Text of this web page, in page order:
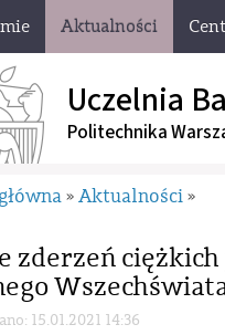
Aktualności
Uczelnia
Politechnika
» Aktualności »
zderzeń
15.01.2021 14:36